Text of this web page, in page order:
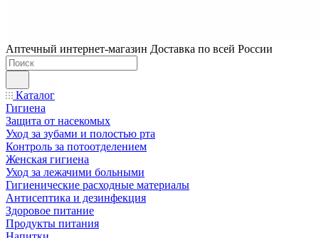
Аптечный интернет-магазин Доставка по всей России
Каталог
Гигиена
Защита от насекомых
Уход за зубами и полостью рта
Контроль за потоотделением
Женская гигиена
Уход за лежачими больными
Гигиенические расходные материалы
Антисептика и дезинфекция
Здоровое питание
Продукты питания